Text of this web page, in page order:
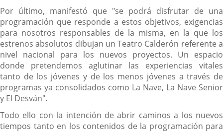
Por último, manifestó que "se podrá disfrutar de una
programación que responde a estos objetivos, exigencias
para nosotros responsables de la misma, en la que los
estrenos absolutos dibujan un Teatro Calderón referente a
nivel nacional para los nuevos proyectos. Un espacio
donde pretendemos aglutinar las experiencias vitales
tanto de los jóvenes y de los menos jóvenes a través de
programas ya consolidados como La Nave, La Nave Senior
y El Desván".
Todo ello con la intención de abrir caminos a los nuevos
tiempos tanto en los contenidos de la programación para